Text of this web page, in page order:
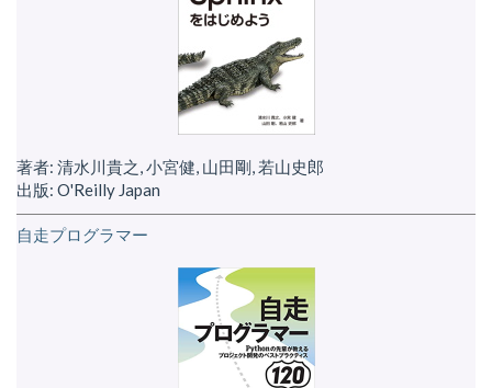
著者: 清水川貴之, 小宮健, 山田剛, 若山史郎
出版: O'Reilly Japan
自走プログラマー